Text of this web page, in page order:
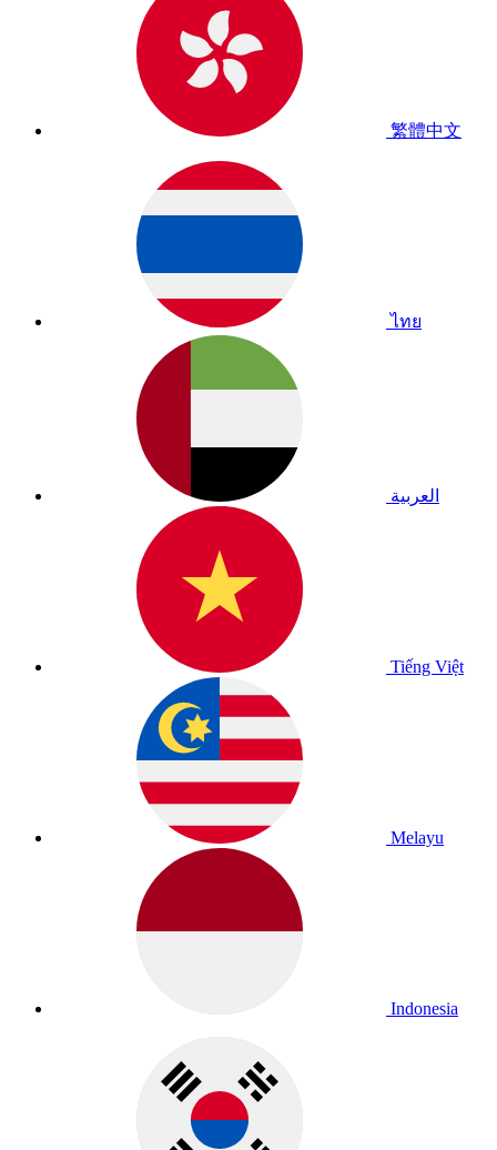
繁體中文
ไทย
العربية
Tiếng Việt
Melayu
Indonesia